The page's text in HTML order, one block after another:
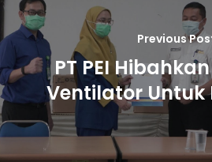
Previous
PT PEI
Ventilator Untuk